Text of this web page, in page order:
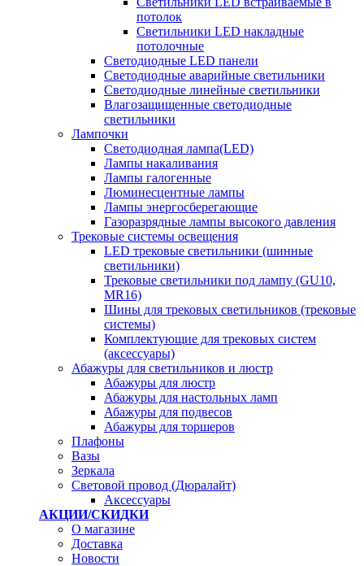
потолок
Светильники LED накладные
потолочные
Светодиодные LED панели
Светодиодные аварийные светильники
Светодиодные линейные светильники
Влагозащищенные светодиодные
светильники
Лампочки
Светодиодная лампа(LED)
Лампы накаливания
Лампы галогенные
Люминесцентные лампы
Лампы энергосберегающие
Газоразрядные лампы высокого давления
Трековые системы освещения
LED трековые светильники (шинные
светильники)
Трековые светильники под лампу (GU10,
MR16)
Шины для трековых светильников (трековые
системы)
Комплектующие для трековых систем
(аксессуары)
Абажуры для светильников и люстр
Абажуры для люстр
Абажуры для настольных ламп
Абажуры для подвесов
Абажуры для торшеров
Плафоны
Вазы
Зеркала
Световой провод (Дюралайт)
Аксессуары
АКЦИИ/СКИДКИ
О магазине
Доставка
Новости